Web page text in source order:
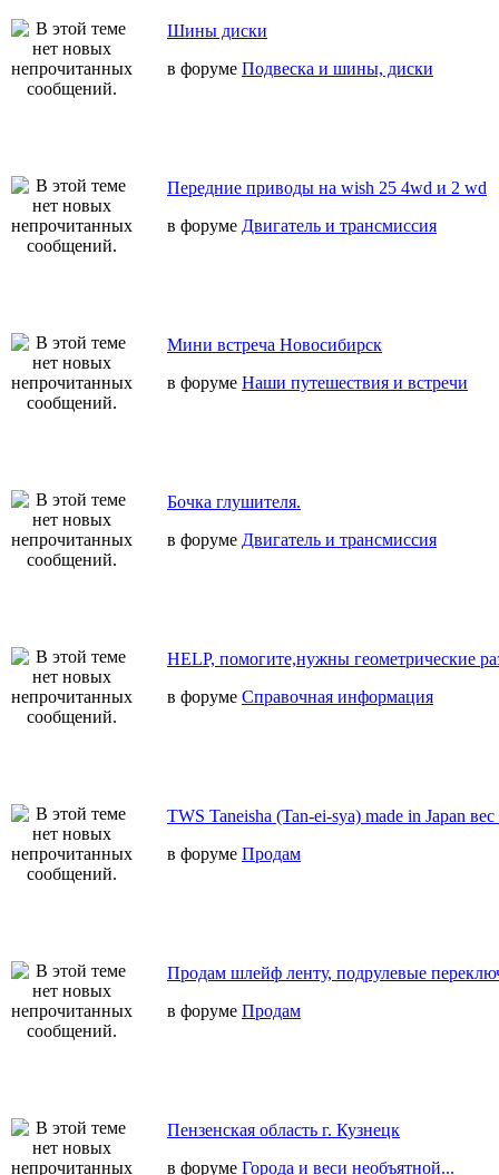
Шины диски
в форуме Подвеска и шины, диски
Передние приводы на wish 25 4wd и 2 wd
в форуме Двигатель и трансмиссия
Мини встреча Новосибирск
в форуме Наши путешествия и встречи
Бочка глушителя.
в форуме Двигатель и трансмиссия
HELP, помогите,нужны геометрические
в форуме Справочная информация
TWS Taneisha (Tan-ei-sya) made in Japan
в форуме Продам
Продам шлейф ленту, подрулевые
в форуме Продам
Пензенская область г. Кузнецк
в форуме Города и веси необъятной...